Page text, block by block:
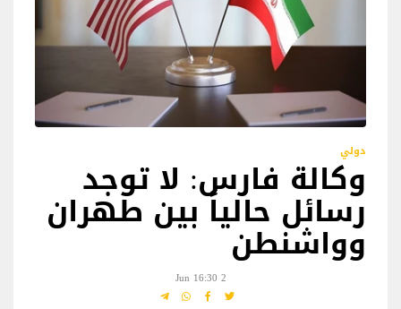
دولي
وكالة فارس: لا توجد
رسائل حالياً بين طهران
وواشنطن
2 Jun 16:30